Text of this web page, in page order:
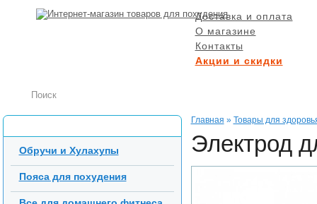
Доставка и оплата
О магазине
Контакты
Акции и скидки
Главная » Товары для
Электрод
Обручи и Хулахупы
Пояса для похудения